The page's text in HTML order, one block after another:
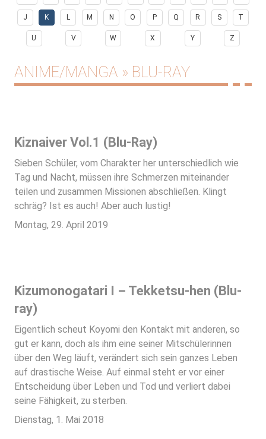
J K L M N O P Q R S T
U V W X Y Z
ANIME/MANGA » BLU-RAY
Kiznaiver Vol.1 (Blu-Ray)
Sieben Schüler, vom Charakter her unterschiedlich wie
Tag und Nacht, müssen ihre Schmerzen miteinander
teilen und zusammen Missionen abschließen. Klingt
schräg? Ist es auch! Aber auch lustig!
Montag, 29. April 2019
Kizumonogatari I – Tekketsu-hen (Blu-
ray)
Eigentlich scheut Koyomi den Kontakt mit anderen, so
gut er kann, doch als ihm eine seiner Mitschülerinnen
über den Weg läuft, verändert sich sein ganzes Leben
auf drastische Weise. Auf einmal steht er vor einer
Entscheidung über Leben und Tod und verliert dabei
seine Fähigkeit, zu sterben.
Dienstag, 1. Mai 2018